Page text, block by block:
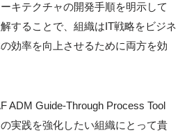
キテクチャの開発手順を明示して
することで、組織はIT戦略をビジネ
効率を向上させるために両方を効
ADM Guide-Through Process Tool
実践を強化したい組織にとって貴